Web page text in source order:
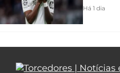
Há 1 dia